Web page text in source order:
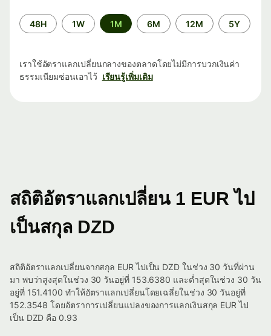
ระยะ
เวลา
48H 1W 1M 6M 12M 5Y
เราใช้อัตราแลกเปลี่ยนกลางของตลาดโดยไม่มีการบวกเงินค่า
ธรรมเนียมซ่อนเอาไว้ เรียนรู้เพิ่มเติม
สถิติอัตราแลกเปลี่ยน 1 EUR ไป
เป็นสกุล DZD
สถิติอัตราแลกเปลี่ยนจากสกุล EUR ไปเป็น DZD ในช่วง 30 วันที่ผ่าน
มา พบว่าสูงสุดในช่วง 30 วันอยู่ที่ 153.6380 และต่ำสุดในช่วง 30 วัน
อยู่ที่ 151.4100 ทำให้อัตราแลกเปลี่ยนโดยเฉลี่ยในช่วง 30 วันอยู่ที่
152.3548 โดยอัตราการเปลี่ยนแปลงของการแลกเงินสกุล EUR ไป
เป็น DZD คือ 0.93